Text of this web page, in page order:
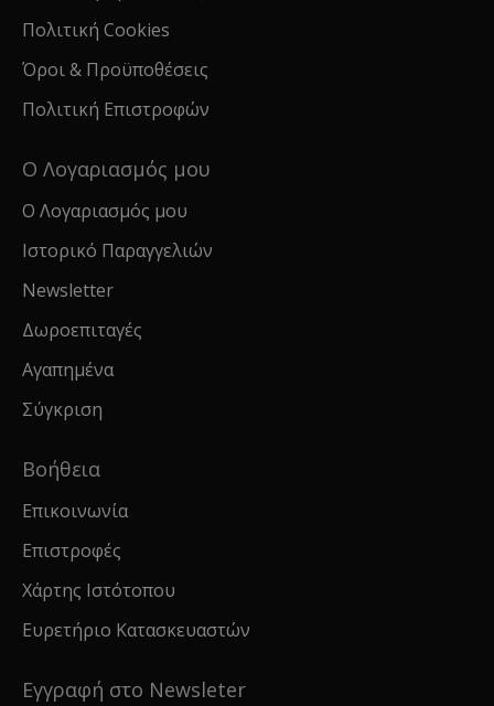
Πολιτική Cookies
Όροι & Προϋποθέσεις
Πολιτική Επιστροφών
Ο Λογαριασμός μου
Ο Λογαριασμός μου
Ιστορικό Παραγγελιών
Newsletter
Δωροεπιταγές
Αγαπημένα
Σύγκριση
Βοήθεια
Επικοινωνία
Επιστροφές
Χάρτης Ιστότοπου
Ευρετήριο Κατασκευαστών
Εγγραφή στο Newsleter